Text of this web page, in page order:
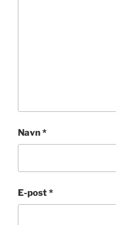
Navn*
E-post*